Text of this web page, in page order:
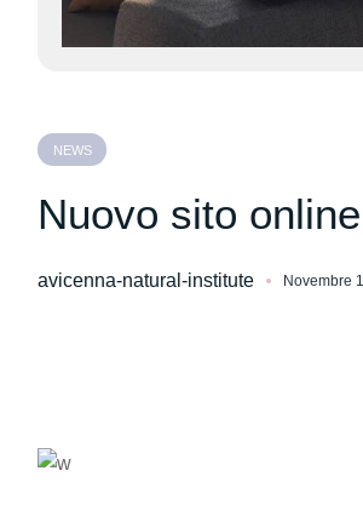
NEWS
Nuovo sito
avicenna-natural-institute Novembre